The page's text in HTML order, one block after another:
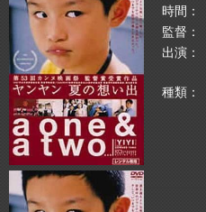
時間
監督
出演
種類